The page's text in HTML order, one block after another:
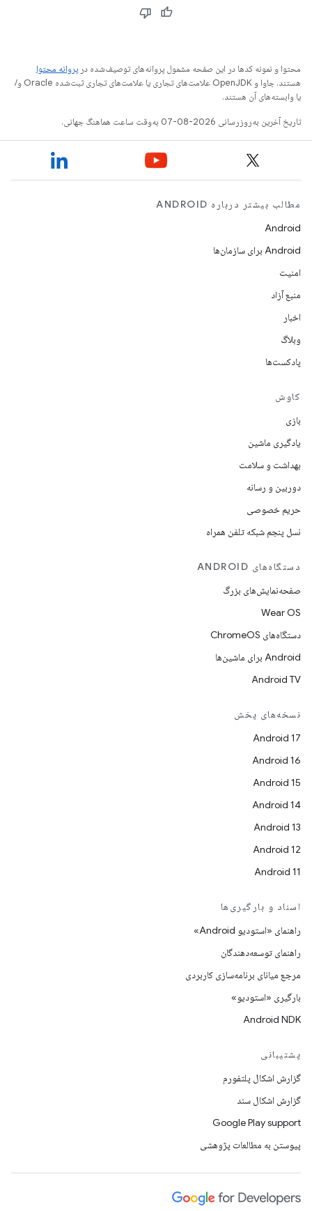
محتوا و نمونه کدها در این صفحه مشمول پروانه‌های توصیف‌شده در پروانه محتوا
هستند. جاوا و OpenJDK علامت‌های تجاری یا علامت‌های تجاری ثبت‌شده Oracle و/
یا وابسته‌های آن هستند.
تاریخ آخرین به‌روزرسانی 2026-08-07 به‌وقت ساعت هماهنگ جهانی.
مطالب بیشتر درباره ANDROID
Android
Android برای سازمان‌ها
امنیت
منبع آزاد
اخبار
وبلاگ
پادکست‌ها
کاوش
بازی
یادگیری ماشین
بهداشت و سلامت
دوربین و رسانه
حریم خصوصی
نسل پنجم شبکه تلفن همراه
دستگاه‌های ANDROID
صفحه‌نمایش‌های بزرگ
Wear OS
دستگاه‌های ChromeOS
Android برای ماشین‌ها
Android TV
نسخه‌های پخش
Android 17
Android 16
Android 15
Android 14
Android 13
Android 12
Android 11
اسناد و بارگیری‌ها
راهنمای «استودیو Android»
راهنمای توسعه‌دهندگان
مرجع میانای برنامه‌سازی کاربردی
بارگیری «استودیو»
Android NDK
پشتیبانی
گزارش اشکال پلتفورم
گزارش اشکال سند
Google Play support
پیوستن به مطالعات پژوهشی